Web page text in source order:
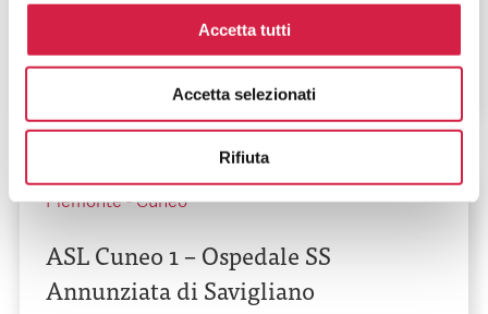
Accetta tutti
Accetta selezionati
Rifiuta
Piemonte-Cuneo
ASL Cuneo 1 – Ospedale SS
Annunziata di Savigliano